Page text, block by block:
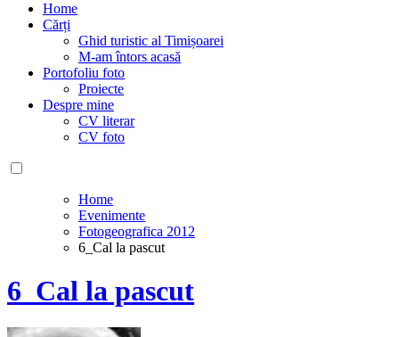
Home
Cărți
Ghid turistic al Timișoarei
M-am întors acasă
Portofoliu foto
Proiecte
Despre mine
CV literar
CV foto
Home
Evenimente
Fotogeografica 2012
6_Cal la pascut
6_Cal la pascut